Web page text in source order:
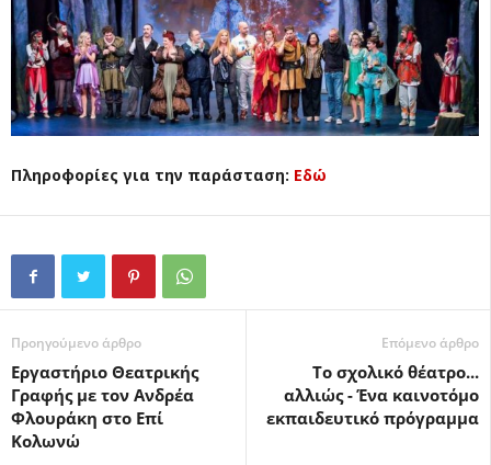
Πληροφορίες για την παράσταση: Εδώ
Προηγούμενο άρθρο
Εργαστήριο Θεατρικής
Γραφής με τον Ανδρέα
Φλουράκη στο Επί
Κολωνώ
Επόμενο άρθρο
Το σχολικό θέατρο...
αλλιώς - Ένα καινοτόμο
εκπαιδευτικό πρόγραμμα